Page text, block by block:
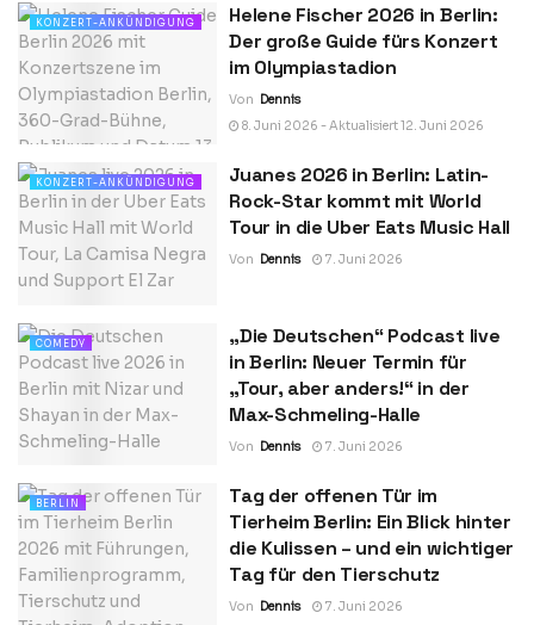
KONZERT-ANKÜNDIGUNG
Helene Fischer 2026 in Berlin:
Der große Guide fürs Konzert
im Olympiastadion
Von Dennis
8. Juni 2026 - Aktualisiert 12. Juni 2026
KONZERT-ANKÜNDIGUNG
Juanes 2026 in Berlin: Latin-
Rock-Star kommt mit World
Tour in die Uber Eats Music Hall
Von Dennis 7. Juni 2026
COMEDY
„Die Deutschen“ Podcast live
in Berlin: Neuer Termin für
„Tour, aber anders!“ in der
Max-Schmeling-Halle
Von Dennis 7. Juni 2026
BERLIN
Tag der offenen Tür im
Tierheim Berlin: Ein Blick hinter
die Kulissen – und ein wichtiger
Tag für den Tierschutz
Von Dennis 7. Juni 2026